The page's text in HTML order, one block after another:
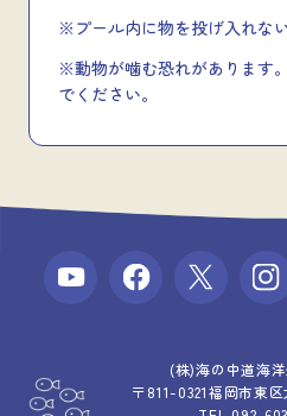
※プール内に物を投げ入れな
※動物が噛む恐れがあります
でください。
(株)海の中道海
〒811-0321福岡市東